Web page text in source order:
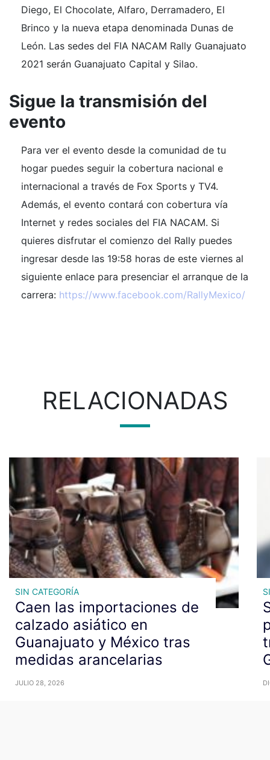
Diego, El Chocolate, Alfaro, Derramadero, El
Brinco y la nueva etapa denominada Dunas de
León. Las sedes del FIA NACAM Rally Guanajuato
2021 serán Guanajuato Capital y Silao.
Sigue la transmisión del
evento
Para ver el evento desde la comunidad de tu
hogar puedes seguir la cobertura nacional e
internacional a través de Fox Sports y TV4.
Además, el evento contará con cobertura vía
Internet y redes sociales del FIA NACAM. Si
quieres disfrutar el comienzo del Rally puedes
ingresar desde las 19:58 horas de este viernes al
siguiente enlace para presenciar el arranque de la
carrera: https://www.facebook.com/RallyMexico/
RELACIONADAS
SIN CATEGORÍA
Caen las importaciones de
calzado asiático en
Guanajuato y México tras
medidas arancelarias
JULIO 28, 2026